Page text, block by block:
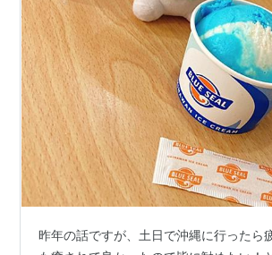
昨年の話ですが、土日で沖縄に行ったら